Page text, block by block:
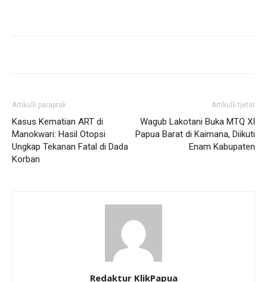
Artikulli paraprak
Kasus Kematian ART di
Manokwari: Hasil Otopsi
Ungkap Tekanan Fatal di Dada
Korban
Artikulli tjetër
Wagub Lakotani Buka MTQ XI
Papua Barat di Kaimana, Diikuti
Enam Kabupaten
Redaktur KlikPapua